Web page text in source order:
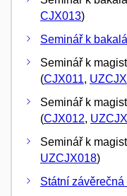
CJX013)
Seminář k
Seminář k
(CJX011,
Seminář k
(CJX012,
Seminář k
UZCJX018)
Státní